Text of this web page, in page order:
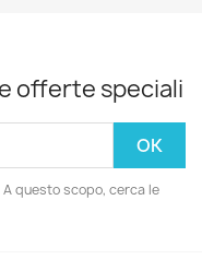
offerte speciali
questo scopo, cerca le